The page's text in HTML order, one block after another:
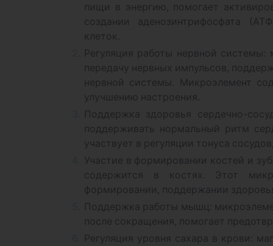
пищи в энергию, помогает
создании аденозинтрифосфата
клеток.
Регуляция работы нервной системы:
передачу нервных импульсов,
нервной системы. Микроэлемент
улучшению настроения.
Поддержка здоровья сердечно-
поддерживать нормальный ритм
участвует в регуляции тонуса
Участие в формировании костей и
содержится в костях. Этот
формировании, поддержании
Поддержка работы мышц:
после сокращения, помогает
Регуляция уровня сахара в крови: